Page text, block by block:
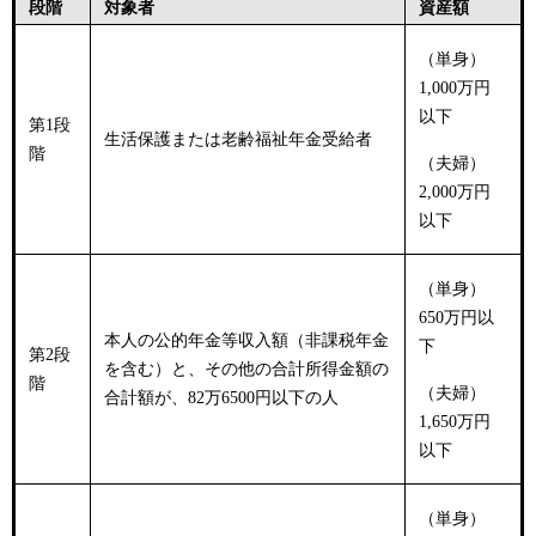
段階 対象者 資産額
第1段
階
生活保護または老齢福祉年金受給者
（単身）
1,000万円
以下
（夫婦）
2,000万円
以下
第2段
階
本人の公的年金等収入額（非課税年金
を含む）と、その他の合計所得金額の
合計額が、82万6500円以下の人
（単身）
650万円以
下
（夫婦）
1,650万円
以下
（単身）